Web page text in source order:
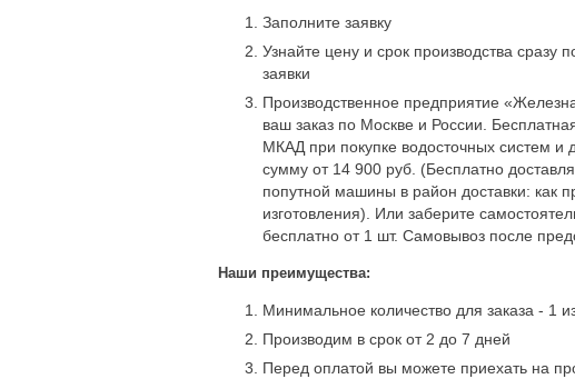
Заполните заявку
Узнайте цену и срок производства сразу
заявки
Производственное предприятие
ваш заказ по Москве и России.
МКАД при покупке водосточных систем и
сумму от 14 900 руб. (Бесплатно
попутной машины в район доставки: как
изготовления). Или заберите
бесплатно от 1 шт. Самовывоз после
Наши преимущества:
Минимальное количество для заказа - 1
Производим в срок от 2 до 7 дней
Перед оплатой вы можете приехать на